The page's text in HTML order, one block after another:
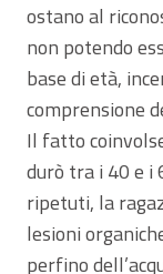
ostano al
non potendo
base di età,
comprensione
Il fatto
durò tra i 40 e
ripetuti, la
lesioni
perfino